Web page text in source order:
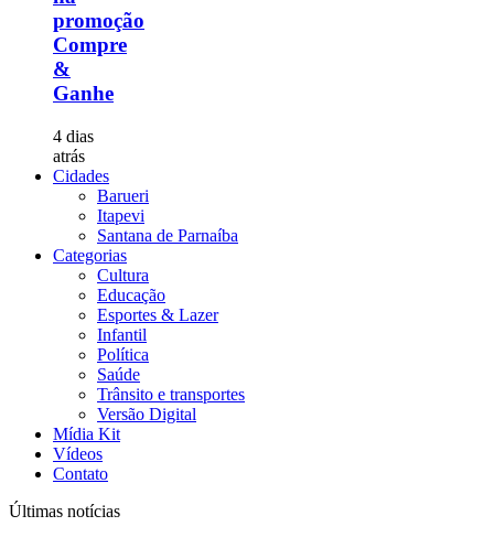
promoção
Compre
&
Ganhe
4 dias
atrás
Cidades
Barueri
Itapevi
Santana de Parnaíba
Categorias
Cultura
Educação
Esportes & Lazer
Infantil
Política
Saúde
Trânsito e transportes
Versão Digital
Mídia Kit
Vídeos
Contato
Últimas notícias